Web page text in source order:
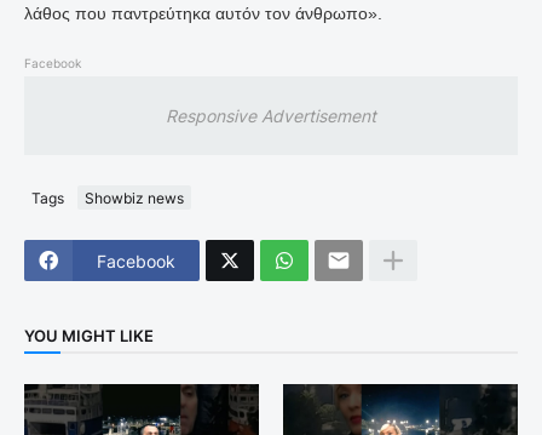
λάθος που παντρεύτηκα αυτόν τον άνθρωπο».
Facebook
Responsive Advertisement
Tags Showbiz news
Facebook
YOU MIGHT LIKE